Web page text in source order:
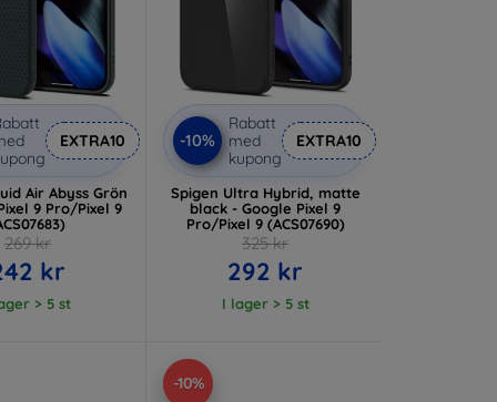
EXTRA10
Air Abyss Grön
9 Pro/Pixel 9
269 kr
kr
> 5 st
-10%
Rabatt
med
kupong
EXTRA10
Spigen Ultra Hybrid, matte
black - Google Pixel 9
Pro/Pixel 9 (ACS07690)
325 kr
292 kr
I lager > 5 st
-10%